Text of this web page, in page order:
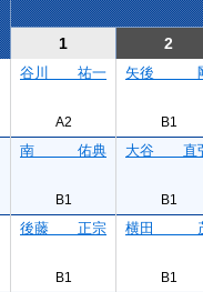
1
2
谷川 祐一
A2
矢後
B1
南 佑典
B1
大谷 直
B1
後藤 正宗
B1
横田
B1